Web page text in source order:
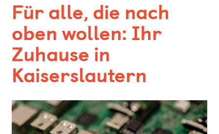
Für alle, die nach
oben wollen: Ihr
Zuhause in
Kaiserslautern